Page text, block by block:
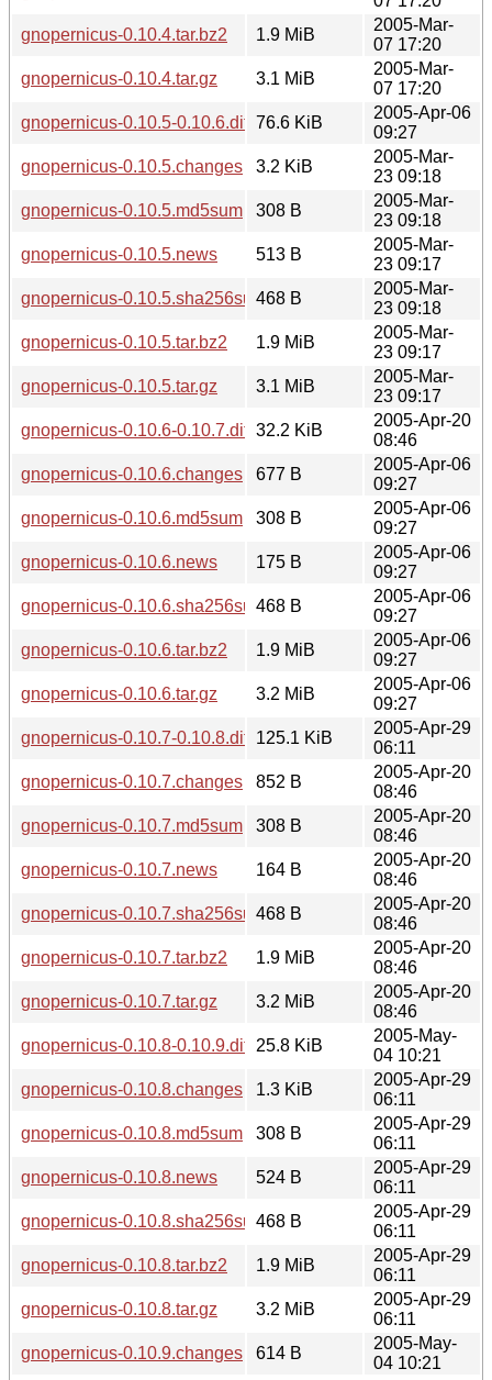
gnopernicus-0.10.4.tar.bz2
1.9 MiB
2005-Mar-
07 17:20
gnopernicus-0.10.4.tar.gz
3.1 MiB
2005-Mar-
07 17:20
gnopernicus-0.10.5-0.10.6.diff.gz76.6 KiB
2005-Apr-06
09:27
gnopernicus-0.10.5.changes
3.2 KiB
2005-Mar-
23 09:18
gnopernicus-0.10.5.md5sum
308 B
2005-Mar-
23 09:18
gnopernicus-0.10.5.news
513 B
2005-Mar-
23 09:17
gnopernicus-0.10.5.sha256sum468 B
2005-Mar-
23 09:18
gnopernicus-0.10.5.tar.bz2
1.9 MiB
2005-Mar-
23 09:17
gnopernicus-0.10.5.tar.gz
3.1 MiB
2005-Mar-
23 09:17
gnopernicus-0.10.6-0.10.7.diff.gz32.2 KiB
2005-Apr-20
08:46
gnopernicus-0.10.6.changes
677 B
2005-Apr-06
09:27
gnopernicus-0.10.6.md5sum
308 B
2005-Apr-06
09:27
gnopernicus-0.10.6.news
175 B
2005-Apr-06
09:27
gnopernicus-0.10.6.sha256sum468 B
2005-Apr-06
09:27
gnopernicus-0.10.6.tar.bz2
1.9 MiB
2005-Apr-06
09:27
gnopernicus-0.10.6.tar.gz
3.2 MiB
2005-Apr-06
09:27
gnopernicus-0.10.7-0.10.8.diff.gz125.1 KiB
2005-Apr-29
06:11
gnopernicus-0.10.7.changes
852 B
2005-Apr-20
08:46
gnopernicus-0.10.7.md5sum
308 B
2005-Apr-20
08:46
gnopernicus-0.10.7.news
164 B
2005-Apr-20
08:46
gnopernicus-0.10.7.sha256sum468 B
2005-Apr-20
08:46
gnopernicus-0.10.7.tar.bz2
1.9 MiB
2005-Apr-20
08:46
gnopernicus-0.10.7.tar.gz
3.2 MiB
2005-Apr-20
08:46
gnopernicus-0.10.8-0.10.9.diff.gz25.8 KiB
2005-May-
04 10:21
gnopernicus-0.10.8.changes
1.3 KiB
2005-Apr-29
06:11
gnopernicus-0.10.8.md5sum
308 B
2005-Apr-29
06:11
gnopernicus-0.10.8.news
524 B
2005-Apr-29
06:11
gnopernicus-0.10.8.sha256sum468 B
2005-Apr-29
06:11
gnopernicus-0.10.8.tar.bz2
1.9 MiB
2005-Apr-29
06:11
gnopernicus-0.10.8.tar.gz
3.2 MiB
2005-Apr-29
06:11
gnopernicus-0.10.9.changes
614 B
2005-May-
04 10:21